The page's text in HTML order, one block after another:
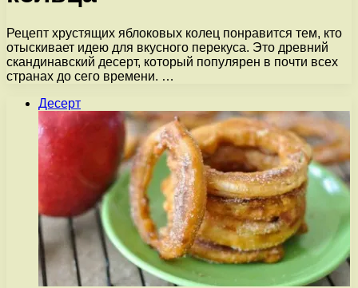
Рецепт хрустящих яблоковых колец понравится тем, кто
отыскивает идею для вкусного перекуса. Это древний
скандинавский десерт, который популярен в почти всех
странах до сего времени. …
Десерт